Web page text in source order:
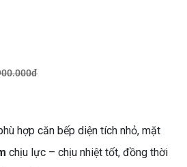
hợp căn bếp diện tích nhỏ, mặt
chịu lực – chịu nhiệt tốt, đồng thời